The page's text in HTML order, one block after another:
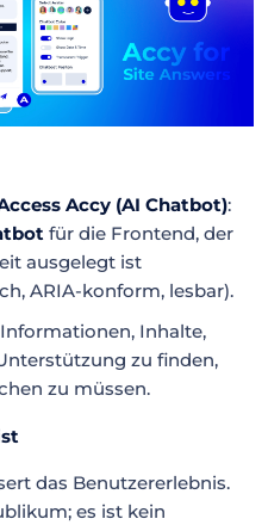
Accy (AI Chatbot):
für die Frontend, der
ausgelegt ist
ARIA-konform, lesbar).
Inhalte,
zu finden,
zu müssen.
das Benutzererlebnis.
es ist kein